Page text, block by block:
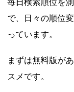
毎日検索順位を
で、日々の順位
っています。
まずは無料版が
スメです。